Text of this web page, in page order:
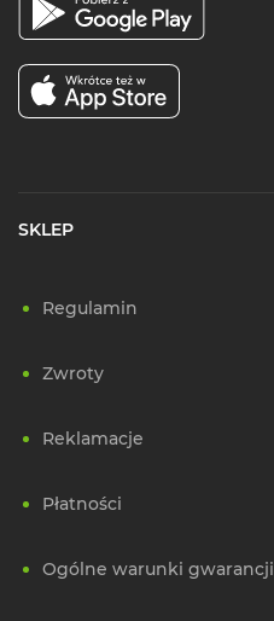
SKLEP
Regulamin
Zwroty
Reklamacje
Płatności
Ogólne warunki gwarancji